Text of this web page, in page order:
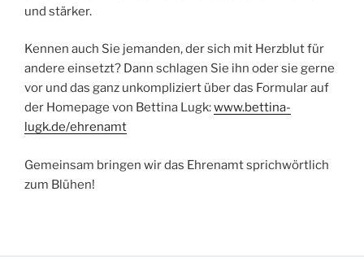
und stärker.
Kennen auch Sie jemanden, der sich mit Herzblut für
andere einsetzt? Dann schlagen Sie ihn oder sie gerne
vor und das ganz unkompliziert über das Formular auf
der Homepage von Bettina Lugk:www.bettina-
lugk.de/ehrenamt
Gemeinsam bringen wir das Ehrenamt sprichwörtlich
zum Blühen!